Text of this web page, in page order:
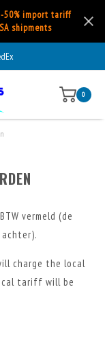
50% import tariff
shipments
0
vermeld (de
charge the local
tariff will be